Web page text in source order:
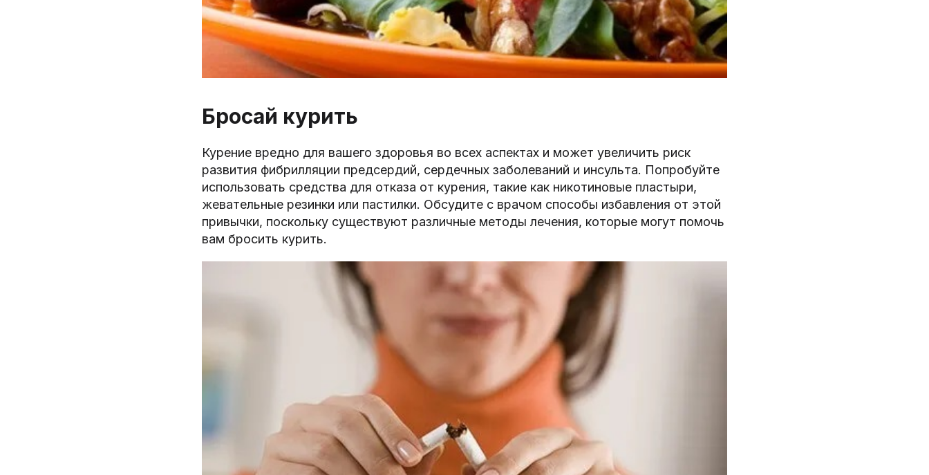
Бросай курить
Курение вредно для вашего здоровья во всех аспектах и может увеличить риск
развития фибрилляции предсердий, сердечных заболеваний и инсульта. Попробуйте
использовать средства для отказа от курения, такие как никотиновые пластыри,
жевательные резинки или пастилки. Обсудите с врачом способы избавления от этой
привычки, поскольку существуют различные методы лечения, которые могут помочь
вам бросить курить.